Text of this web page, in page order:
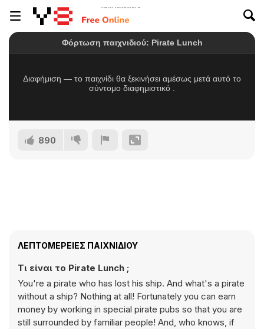
890
ΛΕΠΤΟΜΈΡΕΙΕΣ ΠΑΙΧΝΙΔΙΟΎ
Τι είναι το Pirate Lunch ;
You're a pirate who has lost his ship. And what's a pirate
without a ship? Nothing at all! Fortunately you can earn
money by working in special pirate pubs so that you are
still surrounded by familiar people! And, who knows, if